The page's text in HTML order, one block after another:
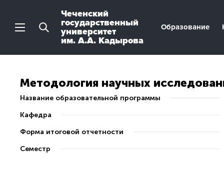
Чеченский
государственный
университет
им. А.А. Кадырова
Образование
Методология научных
Название образовательной программы
Кафедра
Форма итоговой отчетности
Семестр